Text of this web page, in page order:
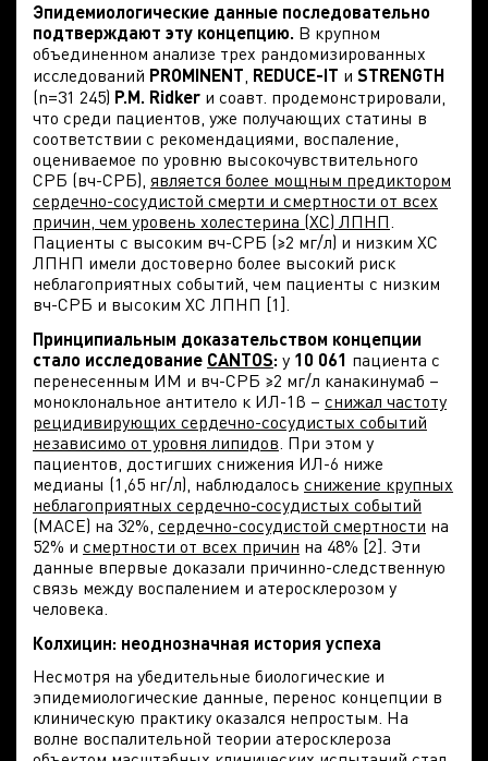
Эпидемиологические данные последовательно
подтверждают эту концепцию. В крупном
объединенном анализе трех рандомизированных
исследований PROMINENT, REDUCE-IT и STRENGTH
(n=31 245) P.M. Ridker и соавт. продемонстрировали,
что среди пациентов, уже получающих статины в
соответствии с рекомендациями, воспаление,
оцениваемое по уровню высокочувствительного
СРБ (вч-СРБ), является более мощным предиктором
сердечно-сосудистой смерти и смертности от всех
причин, чем уровень холестерина (ХС) ЛПНП.
Пациенты с высоким вч-СРБ (≥2 мг/л) и низким ХС
ЛПНП имели достоверно более высокий риск
неблагоприятных событий, чем пациенты с низким
вч-СРБ и высоким ХС ЛПНП [1].
Принципиальным доказательством концепции
стало исследование CANTOS: у 10 061 пациента с
перенесенным ИМ и вч-СРБ ≥2 мг/л канакинумаб –
моноклональное антитело к ИЛ-1β – снижал частоту
рецидивирующих сердечно-сосудистых событий
независимо от уровня липидов. При этом у
пациентов, достигших снижения ИЛ-6 ниже
медианы (1,65 нг/л), наблюдалось снижение крупных
неблагоприятных сердечно‑сосудистых событий
(MACE) на 32%, сердечно-сосудистой смертности на
52% и смертности от всех причин на 48% [2]. Эти
данные впервые доказали причинно-следственную
связь между воспалением и атеросклерозом у
человека.
Колхицин: неоднозначная история успеха
Несмотря на убедительные биологические и
эпидемиологические данные, перенос концепции в
клиническую практику оказался непростым. На
волне воспалительной теории атеросклероза